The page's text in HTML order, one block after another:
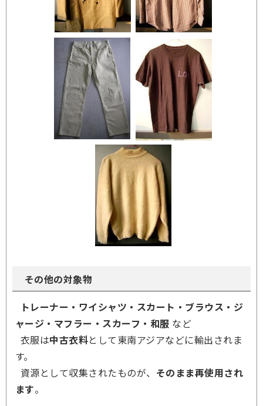
その他の対象物
トレーナー・ワイシャツ・スカート・ブラウス・ジ
ャージ・マフラー・スカーフ・和服 など
衣服は中古衣料として東南アジアなどに輸出されま
す。
資源として収集されたものが、 そのまま再使用され
ます。